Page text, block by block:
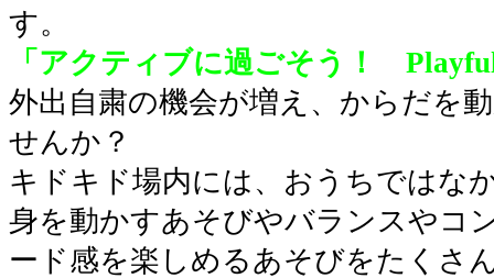
す。
「アクティブに過ごそう！
外出自粛の機会が増え、からだを
せんか？
キドキド場内には、おうちではな
身を動かすあそびやバランスやコ
ード感を楽しめるあそびをたくさ